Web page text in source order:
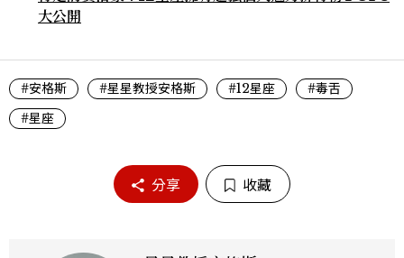
大公開
#安格斯 #星星教授安格斯 #12星座
#毒舌
#星座
分享 收藏